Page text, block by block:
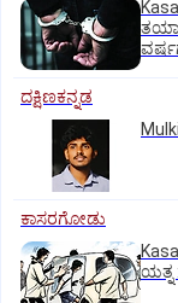
ದಕ್ಷಿಣಕನ್ನಡ
ಕಾಸರಗೋಡು
ಯತ್ನ